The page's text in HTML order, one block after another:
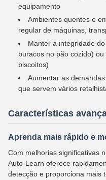
equipamento
Ambientes quentes e
regular de máquinas,
Manter a integridade
buracos no pão cozido)
biscoitos)
Aumentar as
que servem vários
Características
Aprenda mais rápido e
Com melhorias significativas
Auto-Learn oferece
detecção e proporciona mais